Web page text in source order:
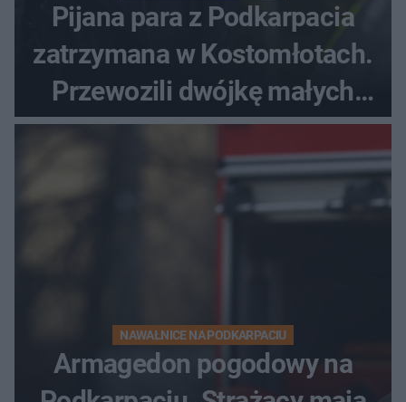
Pijana para z Podkarpacia
zatrzymana w Kostomłotach.
Przewozili dwójkę małych
dzieci
NAWAŁNICE NA PODKARPACIU
Armagedon pogodowy na